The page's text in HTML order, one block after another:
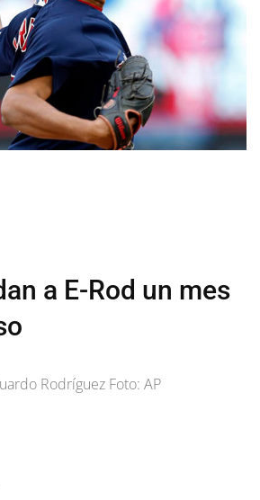
a E-Rod un mes
Rodríguez Foto: AP